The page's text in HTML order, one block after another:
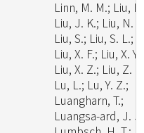
Linn, M. M.; Liu,
Liu, J. K.; Liu, N.
Liu, S.; Liu, S. L.;
Liu, X. F.; Liu, X. Y.;
Liu, X. Z.; Liu, Z.
Lu, L.; Lu, Y. Z.;
Luangharn, T.;
Luangsa-ard, J.